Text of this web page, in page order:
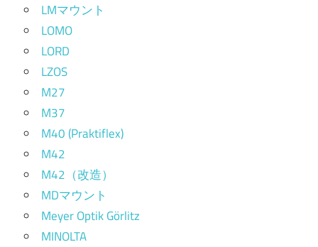
LMマウント
LOMO
LORD
LZOS
M27
M37
M40 (Praktiflex)
M42
M42（改造）
MDマウント
Meyer Optik Görlitz
MINOLTA